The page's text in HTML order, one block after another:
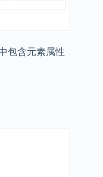
包含元素属性